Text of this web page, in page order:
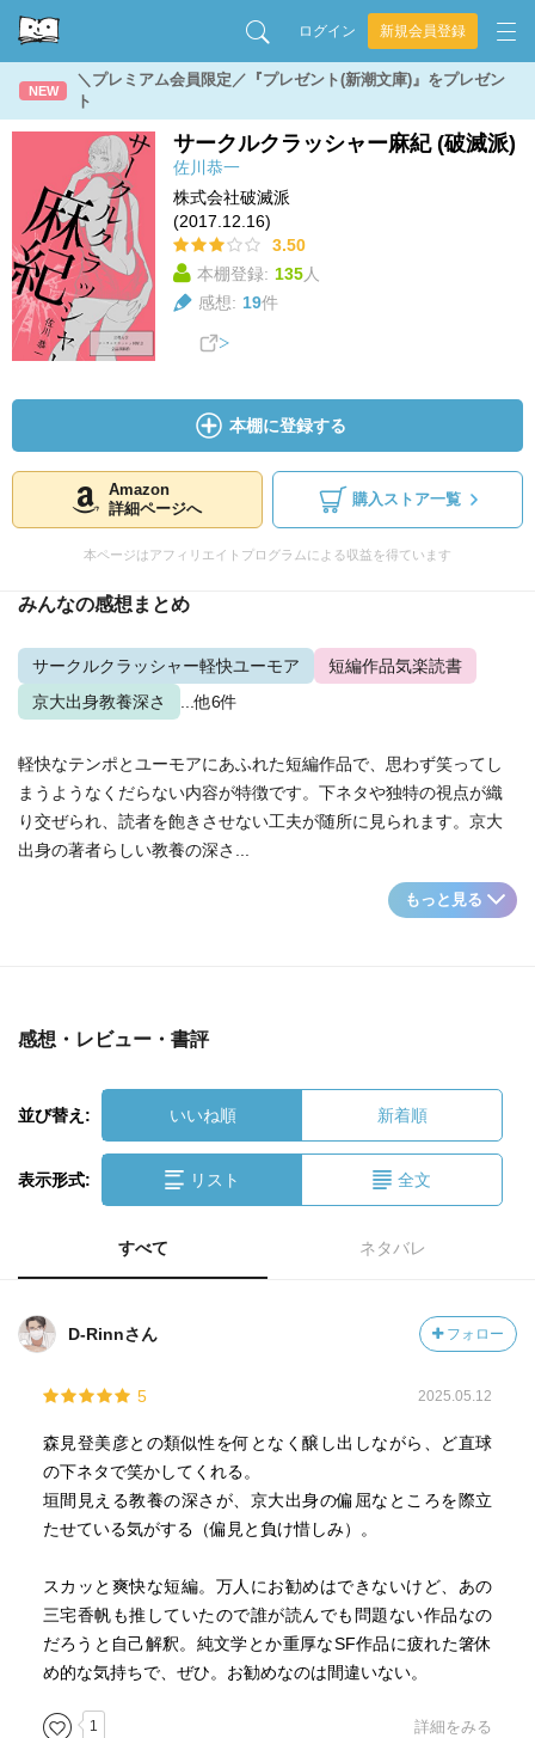
ログイン 新規会員登録
NEW
＼プレミアム会員限定／『プレゼント(新潮文庫)』をプレゼン
ト
サークルクラッシャー麻紀 (破滅派)
佐川恭一
株式会社破滅派
(2017.12.16)
3.50
本棚登録: 135人
感想: 19件
本棚に登録する
Amazon
詳細ページへ
購入ストア一覧
本ページはアフィリエイトプログラムによる収益を得ています
みんなの感想まとめ
サークルクラッシャー軽快ユーモア
短編作品気楽読書
京大出身教養深さ
...他6件
軽快なテンポとユーモアにあふれた短編作品で、思わず笑ってし
まうようなくだらない内容が特徴です。下ネタや独特の視点が織
り交ぜられ、読者を飽きさせない工夫が随所に見られます。京大
出身の著者らしい教養の深さ...
もっと見る
感想・レビュー・書評
並び替え: いいね順 新着順
表示形式: リスト 全文
すべて ネタバレ
D-Rinnさん フォロー
5 2025.05.12
森見登美彦との類似性を何となく醸し出しながら、ど直球
の下ネタで笑かしてくれる。
垣間見える教養の深さが、京大出身の偏屈なところを際立
たせている気がする（偏見と負け惜しみ）。
スカッと爽快な短編。万人にお勧めはできないけど、あの
三宅香帆も推していたので誰が読んでも問題ない作品なの
だろうと自己解釈。純文学とか重厚なSF作品に疲れた箸休
め的な気持ちで、ぜひ。お勧めなのは間違いない。
1 詳細をみる